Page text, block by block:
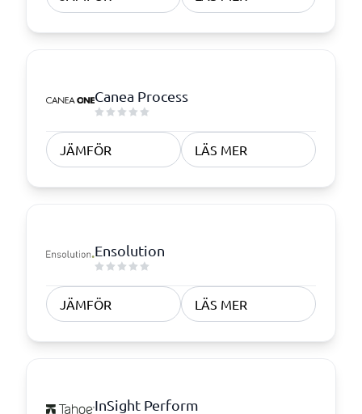
Canea Process
JÄMFÖR LÄS MER
Ensolution
JÄMFÖR LÄS MER
InSight Perform